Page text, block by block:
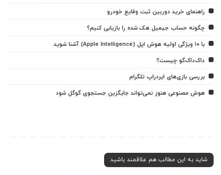
راهنمای خرید دوربین ثبت وقایع خودرو
چگونه حساب جیمیل هک شده را بازیابی کنیم؟
با ۱۰ ویژگی اولیه هوش اپل (Apple Intelligence) آشنا شوید
داک‌داک‌گو چیست؟
بررسی بازی‌های ایردراپ تلگرام
هوش مصنوعی هنوز نمی‌تواند جایگزین جستجوی گوگل شود
شاید به این مطالب هم علاقمند باشید